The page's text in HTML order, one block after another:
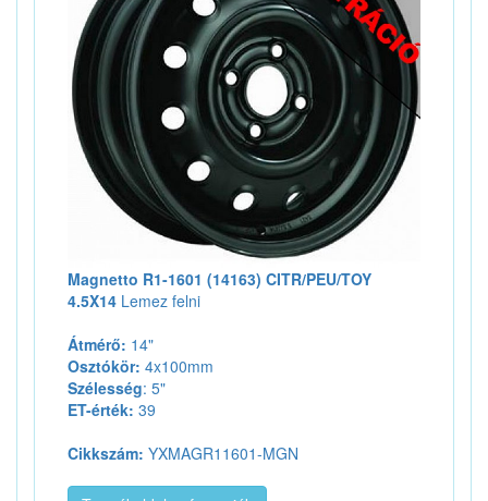
Magnetto R1-1601 (14163) CITR/PEU/TOY
4.5X14 Lemez felni
Átmérő: 14"
Osztókör: 4x100mm
Szélesség: 5"
ET-érték: 39
Cikkszám: YXMAGR11601-MGN